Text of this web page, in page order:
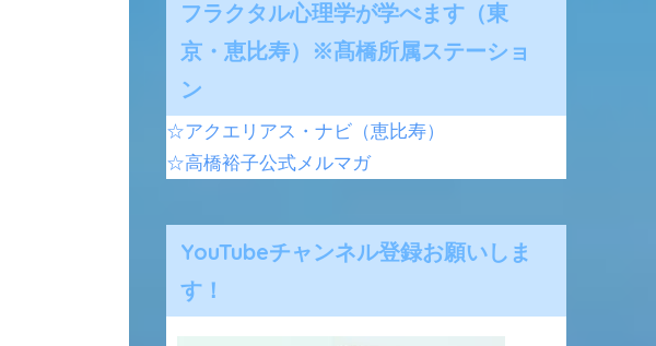
フラクタル心理学が学べます（東
京・恵比寿）※髙橋所属ステーショ
ン
☆アクエリアス・ナビ（恵比寿）
☆高橋裕子公式メルマガ
YouTubeチャンネル登録お願いしま
す！